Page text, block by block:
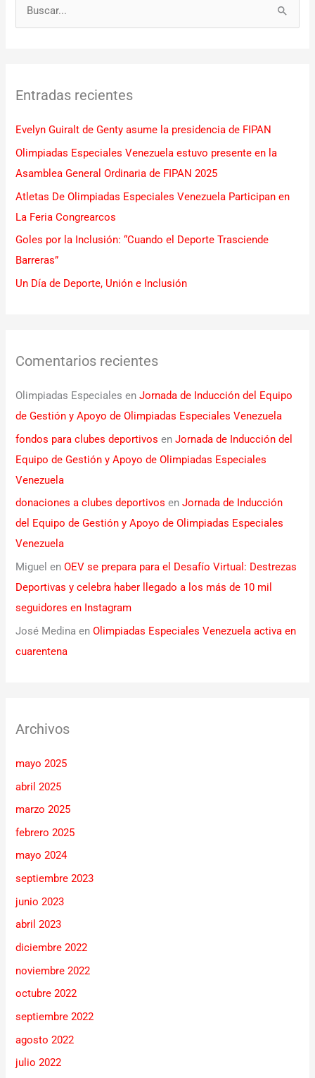
a
p
o
r
:
Entradas recientes
Evelyn Guiralt de Genty asume la presidencia de FIPAN
Olimpiadas Especiales Venezuela estuvo presente en la
Asamblea General Ordinaria de FIPAN 2025
Atletas De Olimpiadas Especiales Venezuela Participan en
La Feria Congrearcos
Goles por la Inclusión: “Cuando el Deporte Trasciende
Barreras”
Un Día de Deporte, Unión e Inclusión
Comentarios recientes
Olimpiadas Especiales enJornada de Inducción del Equipo
de Gestión y Apoyo de Olimpiadas Especiales Venezuela
fondos para clubes deportivos enJornada de Inducción del
Equipo de Gestión y Apoyo de Olimpiadas Especiales
Venezuela
donaciones a clubes deportivos enJornada de Inducción
del Equipo de Gestión y Apoyo de Olimpiadas Especiales
Venezuela
Miguel enOEV se prepara para el Desafío Virtual: Destrezas
Deportivas y celebra haber llegado a los más de 10 mil
seguidores en Instagram
José Medina enOlimpiadas Especiales Venezuela activa en
cuarentena
Archivos
mayo 2025
abril 2025
marzo 2025
febrero 2025
mayo 2024
septiembre 2023
junio 2023
abril 2023
diciembre 2022
noviembre 2022
octubre 2022
septiembre 2022
agosto 2022
julio 2022